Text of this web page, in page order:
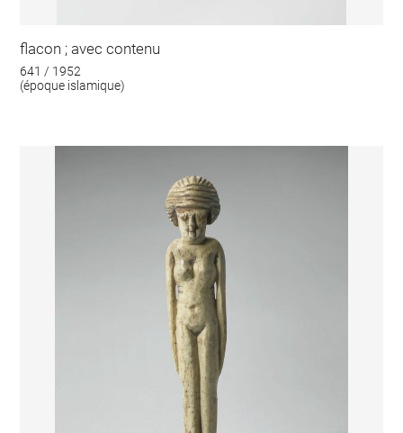
flacon ; avec contenu
641 / 1952
(époque islamique)